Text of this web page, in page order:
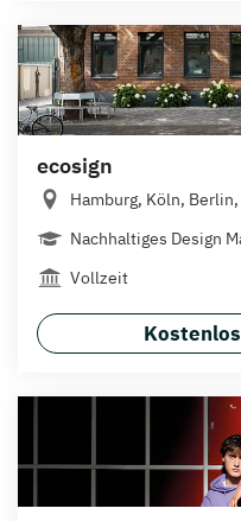
ecosign
Hamburg, Köln,
Nachhaltiges Design
Vollzeit